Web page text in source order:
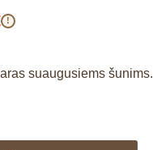
!
suaugusiems šunims.